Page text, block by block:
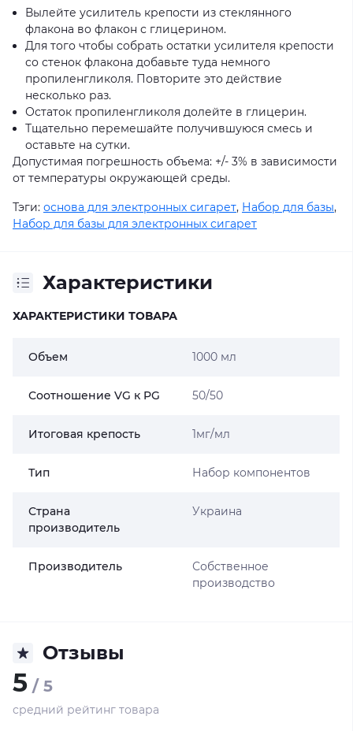
Вылейте усилитель крепости из стеклянного
флакона во флакон с глицерином.
Для того чтобы собрать остатки усилителя крепости
со стенок флакона добавьте туда немного
пропиленгликоля. Повторите это действие
несколько раз.
Остаток пропиленгликоля долейте в глицерин.
Тщательно перемешайте получившуюся смесь и
оставьте на сутки.
Допустимая погрешность объема: +/- 3% в зависимости
от температуры окружающей среды.
Тэги: основа для электронных сигарет, Набор для базы,
Набор для базы для электронных сигарет
Характеристики
ХАРАКТЕРИСТИКИ ТОВАРА
Объем 1000 мл
Соотношение VG к PG 50/50
Итоговая крепость 1мг/мл
Тип Набор компонентов
Страна
производитель
Украина
Производитель
Собственное
производство
Отзывы
5 / 5
средний рейтинг товара